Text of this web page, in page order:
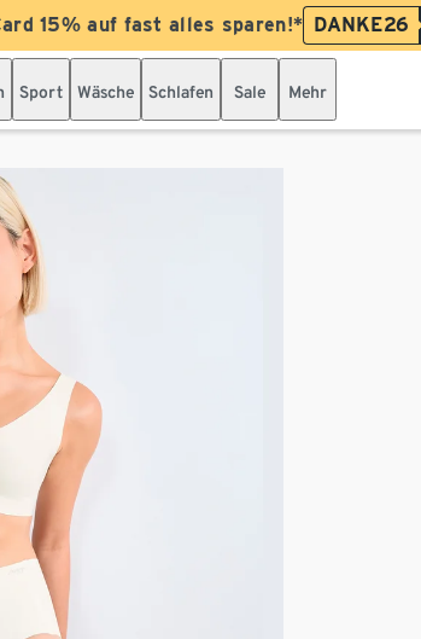
15% auf fast alles sparen!* DANKE26
Sport Wäsche Schlafen Sale Mehr